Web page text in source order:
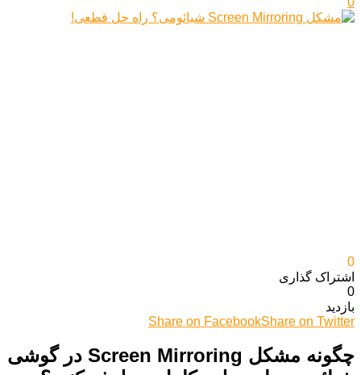
0
اشتراک گذاری‌
0
بازدید
Share on FacebookShare on Twitter
چگونه مشکل Screen Mirroring در گوشی